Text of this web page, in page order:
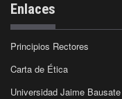
Enlaces
Principios Rectores
Carta de Ética
Universidad Jaime